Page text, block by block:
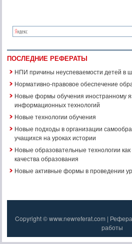
ПОСЛЕДНИЕ РЕФЕРАТЫ
НПИ причины неуспеваемости детей в
Нормативно-правовое обеспечение
Новые формы обучения иностранному
информационных технологий
Новые технологии обучения
Новые подходы в организации
учащихся на уроках истории
Новые образовательные технологии
качества образования
Новые активные формы в проведении
Copyright © www.newreferat.com |
работы